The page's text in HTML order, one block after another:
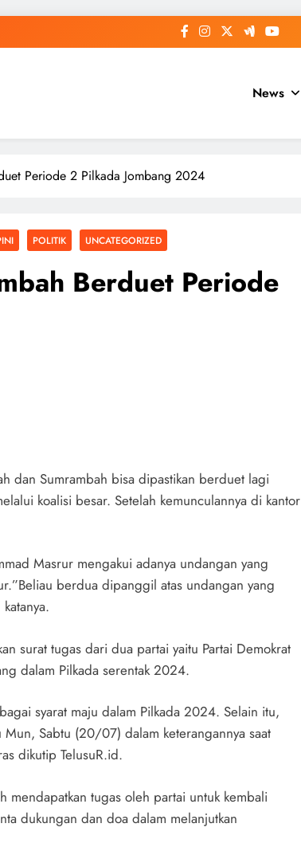
News
Periode 2 Pilkada Jombang 2024
POLITIK UNCATEGORIZED
Berduet Periode
dan Sumrambah bisa dipastikan berduet lagi
koalisi besar. Setelah kemunculannya di kantor
Masrur mengakui adanya undangan yang
berdua dipanggil atas undangan yang
surat tugas dari dua partai yaitu Partai Demokrat
dalam Pilkada serentak 2024.
syarat maju dalam Pilkada 2024. Selain itu,
Sabtu (20/07) dalam keterangannya saat
dikutip TelusuR.id.
mendapatkan tugas oleh partai untuk kembali
dukungan dan doa dalam melanjutkan